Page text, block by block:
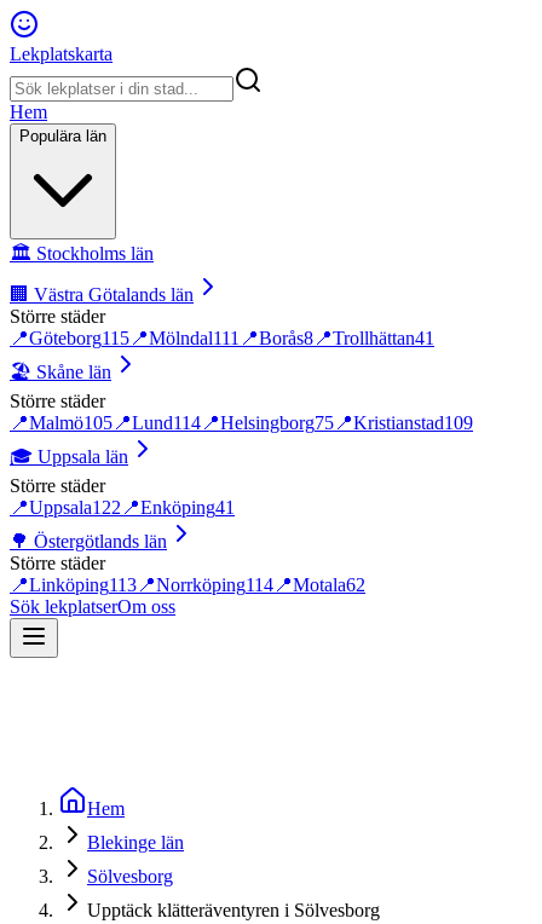
Lekplatskarta
Hem
Populära län
🏛️ Stockholms län
🏢 Västra Götalands län
Större städer
📍Göteborg115 📍Mölndal111 📍Borås8 📍Trollhättan41
🏖️ Skåne län
Större städer
📍Malmö105 📍Lund114 📍Helsingborg75 📍Kristianstad109
🎓 Uppsala län
Större städer
📍Uppsala122 📍Enköping41
🌳 Östergötlands län
Större städer
📍Linköping113 📍Norrköping114 📍Motala62
Sök lekplatserOm oss
Hem
Blekinge län
Sölvesborg
Upptäck klätteräventyren i Sölvesborg